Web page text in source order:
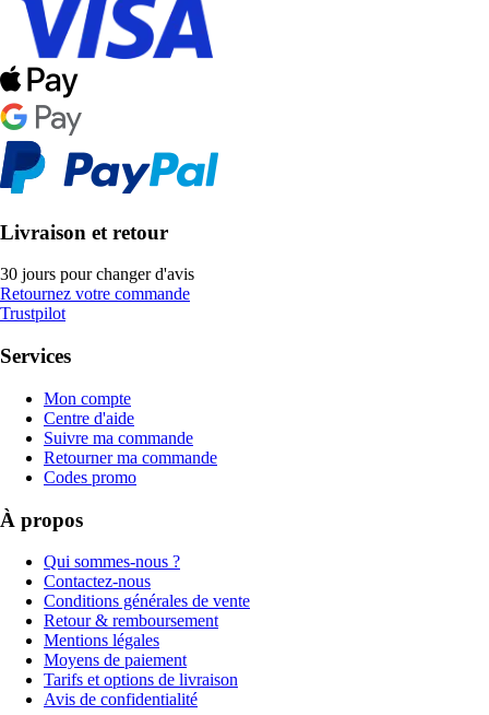
Livraison et retour
30 jours pour changer d'avis
Retournez votre commande
Trustpilot
Services
Mon compte
Centre d'aide
Suivre ma commande
Retourner ma commande
Codes promo
À propos
Qui sommes-nous ?
Contactez-nous
Conditions générales de vente
Retour & remboursement
Mentions légales
Moyens de paiement
Tarifs et options de livraison
Avis de confidentialité